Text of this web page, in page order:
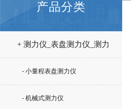
产品分类
+ 测力仪_表盘测力仪_测力
- 小量程表盘测力仪
- 机械式测力仪